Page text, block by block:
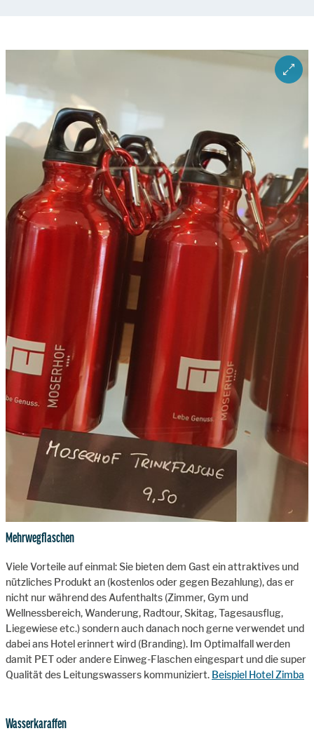
ZOOM
Mehrwegflaschen
Viele Vorteile auf einmal: Sie bieten dem Gast ein attraktives und
nützliches Produkt an (kostenlos oder gegen Bezahlung), das er
nicht nur während des Aufenthalts (Zimmer, Gym und
Wellnessbereich, Wanderung, Radtour, Skitag, Tagesausflug,
Liegewiese etc.) sondern auch danach noch gerne verwendet und
dabei ans Hotel erinnert wird (Branding). Im Optimalfall werden
damit PET oder andere Einweg-Flaschen eingespart und die super
Qualität des Leitungswassers kommuniziert. Beispiel Hotel Zimba
Wasserkaraffen